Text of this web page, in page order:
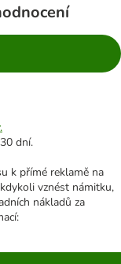
dní.
k přímé reklamě na
vznést námitku,
nákladů za